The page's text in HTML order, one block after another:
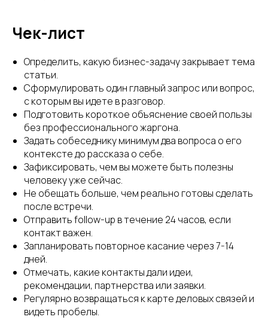
Чек-лист
Определить, какую бизнес-задачу закрывает тема
статьи.
Сформулировать один главный запрос или вопрос,
с которым вы идете в разговор.
Подготовить короткое объяснение своей пользы
без профессионального жаргона.
Задать собеседнику минимум два вопроса о его
контексте до рассказа о себе.
Зафиксировать, чем вы можете быть полезны
человеку уже сейчас.
Не обещать больше, чем реально готовы сделать
после встречи.
Отправить follow-up в течение 24 часов, если
контакт важен.
Запланировать повторное касание через 7-14
дней.
Отмечать, какие контакты дали идеи,
рекомендации, партнерства или заявки.
Регулярно возвращаться к карте деловых связей и
видеть пробелы.